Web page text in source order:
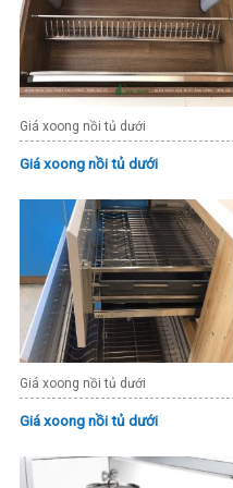
Giá xoong nồi tủ dưới
Giá xoong nồi tủ dưới
Giá xoong nồi tủ dưới
Giá xoong nồi tủ dưới